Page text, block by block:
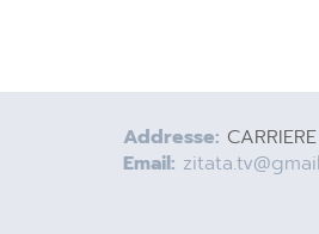
Addresse:
Email: